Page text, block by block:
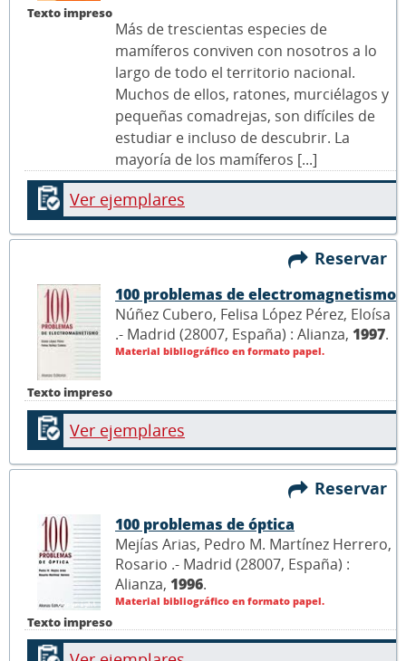
Texto impreso
Más de trescientas especies de
mamíferos conviven con nosotros a lo
largo de todo el territorio nacional.
Muchos de ellos, ratones, murciélagos y
pequeñas comadrejas, son difíciles de
estudiar e incluso de descubrir. La
mayoría de los mamíferos [...]
Ver ejemplares
Reservar
Texto impreso
100 problemas de electromagnetismo
Núñez Cubero, Felisa López Pérez, Eloísa
.- Madrid (28007, España) : Alianza, 1997.
Material bibliográfico en formato papel.
Ver ejemplares
Reservar
Texto impreso
100 problemas de óptica
Mejías Arias, Pedro M. Martínez Herrero,
Rosario .- Madrid (28007, España) :
Alianza, 1996.
Material bibliográfico en formato papel.